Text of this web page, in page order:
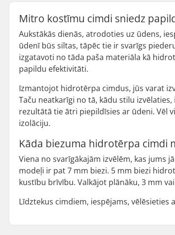
Mitro kostīmu cimdi sniedz
Aukstākās dienās, atrodoties uz ūdens,
ūdenī būs siltas, tāpēc tie ir svarīgs
izgatavoti no tāda paša materiāla kā
papildu efektivitāti.
Izmantojot hidrotērpa cimdus, jūs varat
Taču neatkarīgi no tā, kādu stilu
rezultātā tie ātri piepildīsies ar ūdeni. Vēl
izolāciju.
Kāda biezuma hidrotērpa cimdi
Viena no svarīgākajām izvēlēm, kas jums
modeļi ir pat 7 mm biezi. 5 mm biezi
kustību brīvību. Valkājot plānāku, 3 mm
Līdztekus cimdiem, iespējams, vēlēsieties